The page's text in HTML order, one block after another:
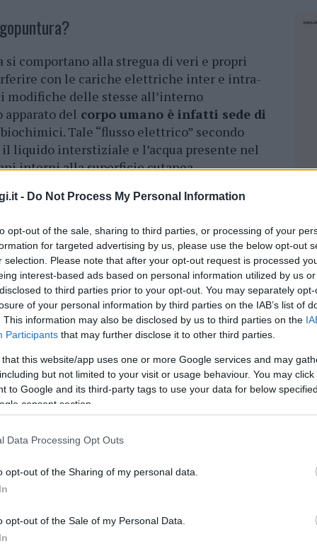
- Do Not Process My Personal Information
opt-out of the sale, sharing to third parties, or processing of your
for targeted advertising by us, please use the below opt-out
selection. Please note that after your opt-out request is processed
interest-based ads based on personal information utilized by us
to third parties prior to your opt-out. You may separately
of your personal information by third parties on the IAB’s list of
This information may also be disclosed by us to third parties on the
Participants that may further disclose it to other third parties.
that this website/app uses one or more Google services and may
but not limited to your visit or usage behaviour. You may
to Google and its third-party tags to use your data for below
consent section.
Data Processing Opt Outs
opt-out of the Sharing of my personal data.
opt-out of the Sale of my Personal Data.
comportano alla stregua di veri e propri
con le cariche elettriche inter e intra-
delle stesse all’interno
apparato del corpo umano è infatti sede di
Tale “flusso elettrico” secondo
liquido interstiziale e l’acqua presente nel
interni alla superficie cutanea.
superficie è comunemente dimostrata
o l’elettromiografia che sono
cutanea generata rispettivamente
muscolo-scheletrico. L’infissione degli aghi
a seconda del processo patologico
di tali cariche elettriche.
riconosciuta.
Mondiale della Sanità nel 1979, a seguito di
a livello mondiale, ha riconosciuto
terapia medica
nervoso, dell’apparato respiratorio,
è stata addirittura inserita nella
a dimostrazione dell’importanza che viene
antichi testi cinesi.